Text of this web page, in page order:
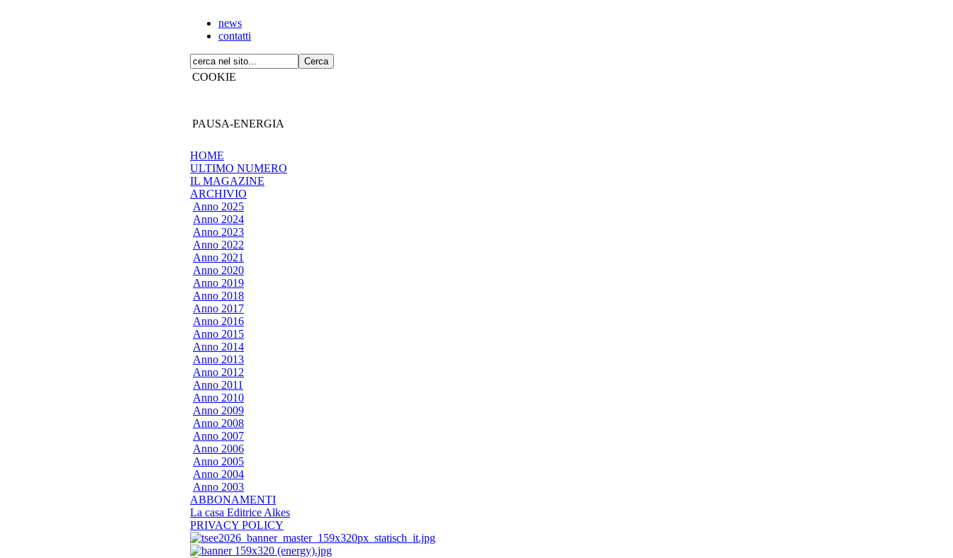
news
contatti
COOKIE
PAUSA-ENERGIA
HOME
ULTIMO NUMERO
IL MAGAZINE
ARCHIVIO
Anno 2025
Anno 2024
Anno 2023
Anno 2022
Anno 2021
Anno 2020
Anno 2019
Anno 2018
Anno 2017
Anno 2016
Anno 2015
Anno 2014
Anno 2013
Anno 2012
Anno 2011
Anno 2010
Anno 2009
Anno 2008
Anno 2007
Anno 2006
Anno 2005
Anno 2004
Anno 2003
ABBONAMENTI
La casa Editrice Alkes
PRIVACY POLICY